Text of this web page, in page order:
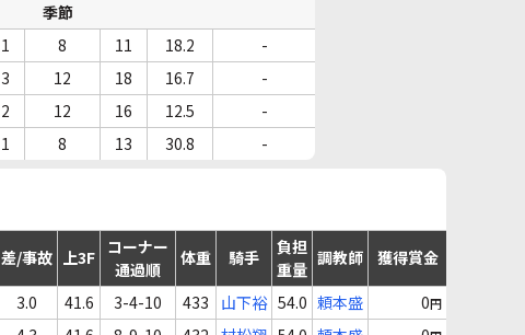
季節
1 8 11 18.2
-
3 12 18 16.7
-
2 12 16 12.5
-
1 8 13 30.8 -
差/事故 上3F コーナー
通過順
体重 騎手
負担
重量
調教師 獲得賞金
3.0 41.6 3-4-10 433 山下裕 54.0 頼本盛 0円